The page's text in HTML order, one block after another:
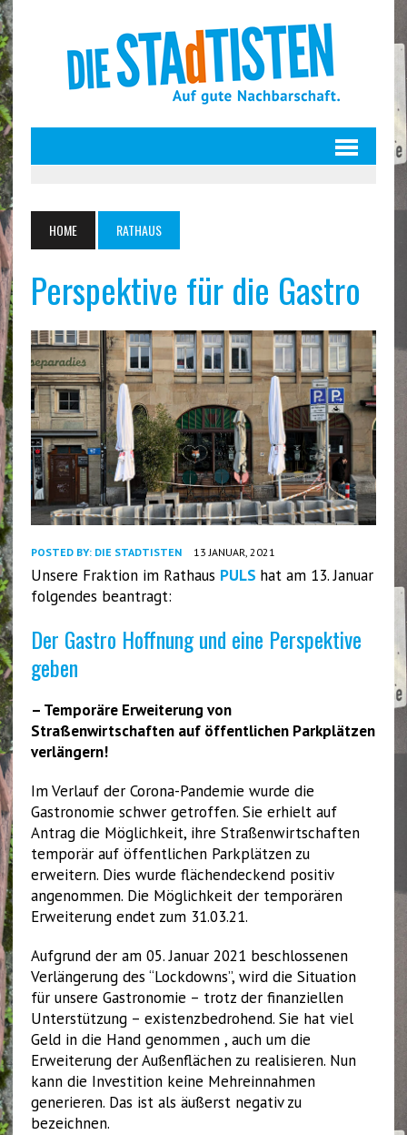
HOME RATHAUS
Perspektive für die Gastro
POSTED BY: DIE STADTISTEN 13 JANUAR, 2021
Unsere Fraktion im Rathaus PULS hat am 13. Januar
folgendes beantragt:
Der Gastro Hoffnung und eine Perspektive
geben
– Temporäre Erweiterung von
Straßenwirtschaften auf öffentlichen Parkplätzen
verlängern!
Im Verlauf der Corona-Pandemie wurde die
Gastronomie schwer getroffen. Sie erhielt auf
Antrag die Möglichkeit, ihre Straßenwirtschaften
temporär auf öffentlichen Parkplätzen zu
erweitern. Dies wurde flächendeckend positiv
angenommen. Die Möglichkeit der temporären
Erweiterung endet zum 31.03.21.
Aufgrund der am 05. Januar 2021 beschlossenen
Verlängerung des “Lockdowns”, wird die Situation
für unsere Gastronomie – trotz der finanziellen
Unterstützung – existenzbedrohend. Sie hat viel
Geld in die Hand genommen , auch um die
Erweiterung der Außenflächen zu realisieren. Nun
kann die Investition keine Mehreinnahmen
generieren. Das ist als äußerst negativ zu
bezeichnen.